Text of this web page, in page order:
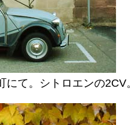
にて。シトロエンの